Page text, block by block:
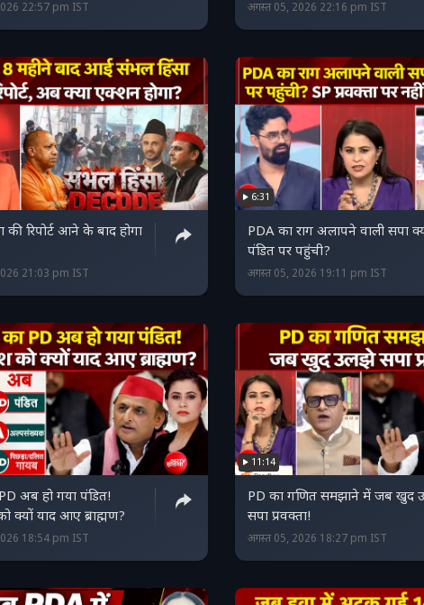
22:57 pm IST अगस्त 05, 2026 22:16 pm IST
रिपोर्ट आने के बाद होगा
21:03 pm IST
6:31
PDA का राग अलापने वाली सपा
पंडित पर पहुंची?
अगस्त 05, 2026 19:11 pm IST
अब हो गया पंडित!
क्यों याद आए ब्राह्मण?
18:54 pm IST
11:14
PD का गणित समझाने में जब खुद
सपा प्रवक्ता!
अगस्त 05, 2026 18:27 pm IST